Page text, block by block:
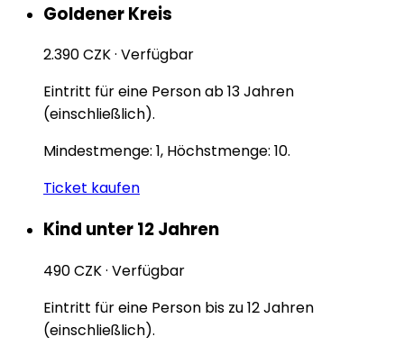
Goldener Kreis
2.390 CZK· Verfügbar
Eintritt für eine Person ab 13 Jahren
(einschließlich).
Mindestmenge: 1, Höchstmenge: 10.
Ticket kaufen
Kind unter 12 Jahren
490 CZK· Verfügbar
Eintritt für eine Person bis zu 12 Jahren
(einschließlich).